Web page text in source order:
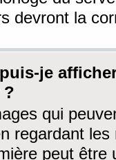
devront la
je
?
qui
regardant
peut être